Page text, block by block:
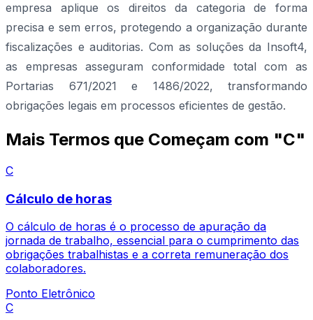
empresa aplique os direitos da categoria de forma
precisa e sem erros, protegendo a organização durante
fiscalizações e auditorias. Com as soluções da Insoft4,
as empresas asseguram conformidade total com as
Portarias 671/2021 e 1486/2022, transformando
obrigações legais em processos eficientes de gestão.
Mais Termos que Começam com "C"
C
Cálculo de horas
O cálculo de horas é o processo de apuração da
jornada de trabalho, essencial para o cumprimento das
obrigações trabalhistas e a correta remuneração dos
colaboradores.
Ponto Eletrônico
C